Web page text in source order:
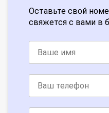
Оставьте свой
свяжется с вами в